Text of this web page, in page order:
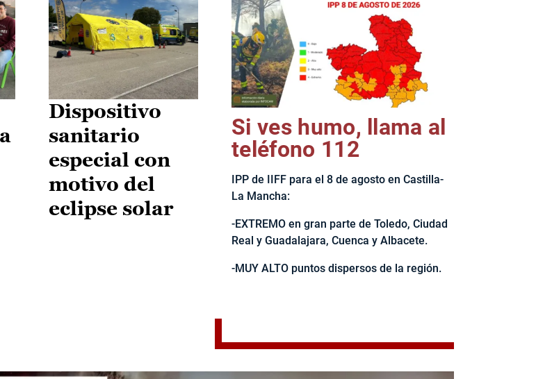
II Vuelta Ciclista CLM LEADER
Dispositivo
sanitario
especial con
motivo del
eclipse solar
Si ves humo, llama al
teléfono 112
IPP de IIFF para el 8 de agosto en Castilla-
La Mancha:
-EXTREMO en gran parte de Toledo, Ciudad
Real y Guadalajara, Cuenca y Albacete.
-MUY ALTO puntos dispersos de la región.